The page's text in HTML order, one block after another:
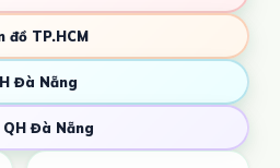
đồ TP.HCM
Đà Nẵng
Đà Nẵng